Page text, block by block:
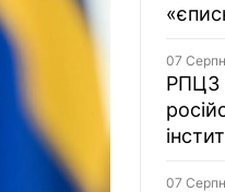
07
РПЦЗ
07